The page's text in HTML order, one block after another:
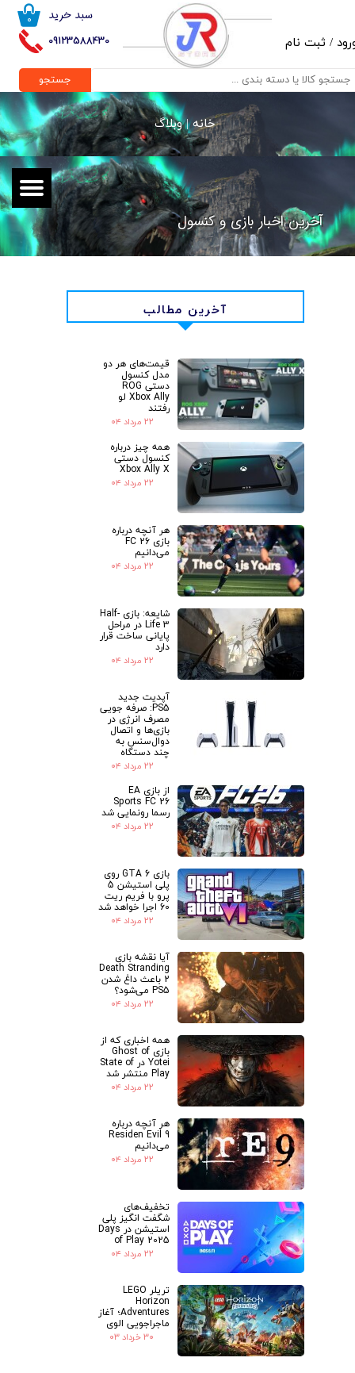
09123588430
۰ سبد خرید
/ ثبت نام
حساب کاربری من
تغییر گذر واژه
خروج از حساب کاربری
جستجو
خانه |وبلاگ
آخرین اخبار بازی و کنسول
آخرین مطالب
قیمت‌های هر دو
مدل کنسول
دستی ROG
Xbox Ally لو
رفتند
۲۲ مرداد ۰۴
همه چیز درباره
کنسول دستی
Xbox Ally X
۲۲ مرداد ۰۴
هر آنچه درباره
بازی FC 26
می‌دانیم
۲۲ مرداد ۰۴
شایعه: بازی Half-
Life 3 در مراحل
پایانی ساخت قرار
دارد
۲۲ مرداد ۰۴
آپدیت جدید
PS5: صرفه جویی
مصرف انرژی در
بازی‌ها و اتصال
دوال‌سنس به
چند دستگاه
۲۲ مرداد ۰۴
از بازی EA
Sports FC 26
رسما رونمایی شد
۲۲ مرداد ۰۴
بازی GTA 6 روی
پلی استیشن 5
پرو با فریم ریت
60 اجرا خواهد شد
۲۲ مرداد ۰۴
آیا نقشه بازی
Death Stranding
2 باعث داغ شدن
PS5 می‌شود؟
۲۲ مرداد ۰۴
همه اخباری که از
بازی Ghost of
Yotei در State of
Play منتشر شد
۲۲ مرداد ۰۴
هر آنچه درباره
Residen Evil 9
می‌دانیم
۲۲ مرداد ۰۴
تخفیف‌های
شگفت انگیز پلی
استیشن در Days
of Play 2025
۲۲ مرداد ۰۴
تریلر LEGO
Horizon
Adventures؛ آغاز
ماجراجویی الوی
۳۰ خرداد ۰۳